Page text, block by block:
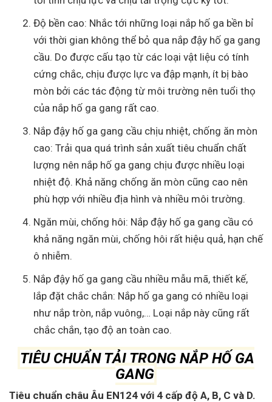
Độ bền cao: Nhắc tới những loại nắp hố ga bền bỉ
với thời gian không thể bỏ qua nắp đậy hố ga gang
cầu. Do được cấu tạo từ các loại vật liệu có tính
cứng chắc, chịu được lực va đập mạnh, ít bị bào
mòn bởi các tác động từ môi trường nên tuổi thọ
của nắp hố ga gang rất cao.
Nắp đậy hố ga gang cầu chịu nhiệt, chống ăn mòn
cao: Trải qua quá trình sản xuất tiêu chuẩn chất
lượng nên nắp hố ga gang chịu được nhiều loại
nhiệt độ. Khả năng chống ăn mòn cũng cao nên
phù hợp với nhiều địa hình và nhiều môi trường.
Ngăn mùi, chống hôi: Nắp đậy hố ga gang cầu có
khả năng ngăn mùi, chống hôi rất hiệu quả, hạn chế
ô nhiễm.
Nắp đậy hố ga gang cầu nhiều mẫu mã, thiết kế,
lắp đặt chắc chắn: Nắp hố ga gang có nhiều loại
như nắp tròn, nắp vuông,… Loại nắp này cũng rất
chắc chắn, tạo độ an toàn cao.
TIÊU CHUẨN TẢI TRỌNG NẮP HỐ GA
GANG
Tiêu chuẩn châu Âu EN124 với 4 cấp độ A, B, C và D.